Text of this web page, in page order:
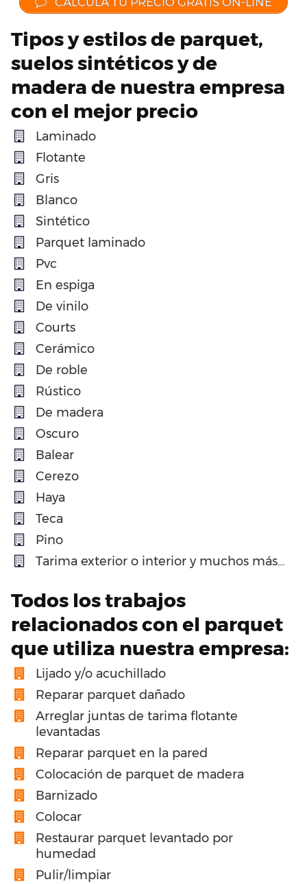
Tipos y estilos de parquet,
suelos sintéticos y de
madera de nuestra empresa
con el mejor precio
Laminado
Flotante
Gris
Blanco
Sintético
Parquet laminado
Pvc
En espiga
De vinilo
Courts
Cerámico
De roble
Rústico
De madera
Oscuro
Balear
Cerezo
Haya
Teca
Pino
Tarima exterior o interior y muchos más…
Todos los trabajos
relacionados con el parquet
que utiliza nuestra empresa:
Lijado y/o acuchillado
Reparar parquet dañado
Arreglar juntas de tarima flotante
levantadas
Reparar parquet en la pared
Colocación de parquet de madera
Barnizado
Colocar
Restaurar parquet levantado por
humedad
Pulir/limpiar